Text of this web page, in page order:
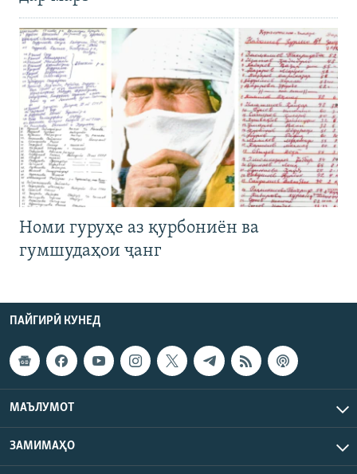
Номи гуруҳе аз қурбониён ва
гумшудаҳои ҷанг
ПАЙГИРӢ КУНЕД
МАЪЛУМОТ
ЗАМИМАҲО